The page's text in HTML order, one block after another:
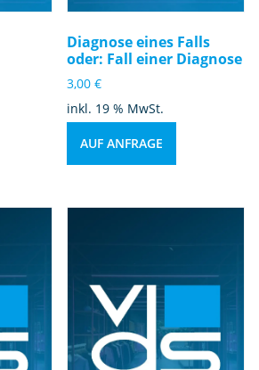
Diagnose eines Falls
oder: Fall einer Diagnose
3,00€
inkl. 19 % MwSt.
AUF ANFRAGE